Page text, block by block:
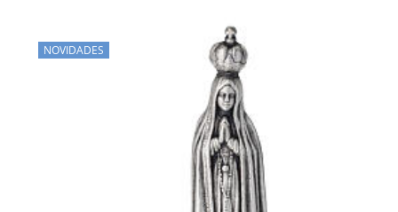
NOVIDADES